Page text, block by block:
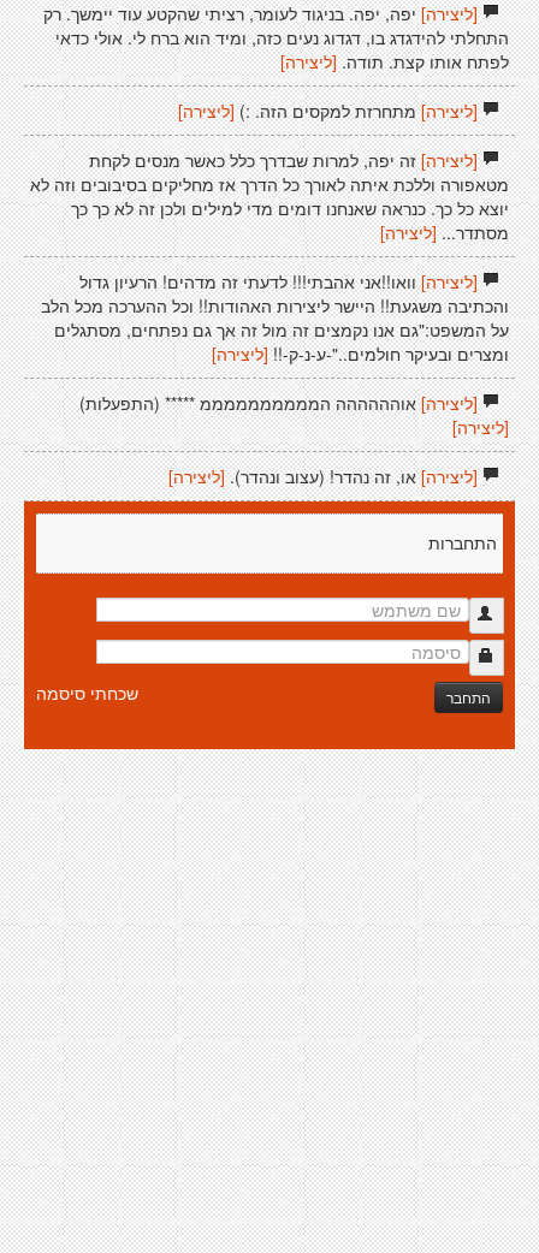
[ליצירה]יפה, יפה. בניגוד לעומר, רציתי שהקטע עוד יימשך. רק
התחלתי להידגדג בו, דגדוג נעים כזה, ומיד הוא ברח לי. אולי כדאי
לפתח אותו קצת. תודה. [ליצירה]
[ליצירה]מתחרזת למקסים הזה. :)[ליצירה]
[ליצירה]זה יפה, למרות שבדרך כלל כאשר מנסים לקחת
מטאפורה וללכת איתה לאורך כל הדרך אז מחליקים בסיבובים וזה לא
יוצא כל כך. כנראה שאנחנו דומים מדי למילים ולכן זה לא כך כך
מסתדר... [ליצירה]
[ליצירה]וואו!!אני אהבתי!!! לדעתי זה מדהים! הרעיון גדול
והכתיבה משגעת!! היישר ליצירות האהודות!! וכל ההערכה מכל הלב
על המשפט:"גם אנו נקמצים זה מול זה אך גם נפתחים, מסתגלים
ומצרים ובעיקר חולמים.."-ע-נ-ק-!! [ליצירה]
[ליצירה]אוהההההה הממממממממממ ***** (התפעלות)
[ליצירה]
[ליצירה]או, זה נהדר! (עצוב ונהדר). [ליצירה]
התחברות
התחבר שכחתי סיסמה